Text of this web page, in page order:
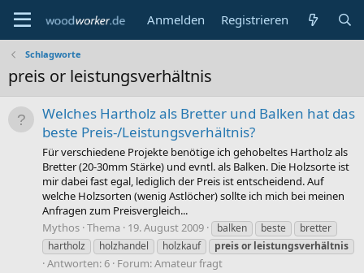
Anmelden Registrieren
Schlagworte
preis or leistungsverhältnis
Welches Hartholz als Bretter und Balken hat das
beste Preis-/Leistungsverhältnis?
Für verschiedene Projekte benötige ich gehobeltes Hartholz als
Bretter (20-30mm Stärke) und evntl. als Balken. Die Holzsorte ist
mir dabei fast egal, lediglich der Preis ist entscheidend. Auf
welche Holzsorten (wenig Astlöcher) sollte ich mich bei meinen
Anfragen zum Preisvergleich...
Mythos Thema 19. August 2009 balken beste
bretter
hartholz
holzhandel holzkauf preisor leistungsverhältnis
Antworten: 6 Forum:Amateur fragt